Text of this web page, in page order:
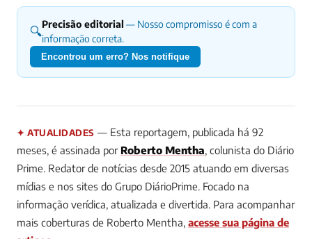
🔍Precisão editorial — Nosso compromisso é com a
informação correta.
Encontrou um erro? Nos notifique
✦ ATUALIDADES — Esta reportagem, publicada há 92
meses, é assinada por Roberto Mentha , colunista do Diário
Prime. Redator de notícias desde 2015 atuando em diversas
mídias e nos sites do Grupo DiárioPrime. Focado na
informação verídica, atualizada e divertida. Para acompanhar
mais coberturas de Roberto Mentha, acesse sua página de